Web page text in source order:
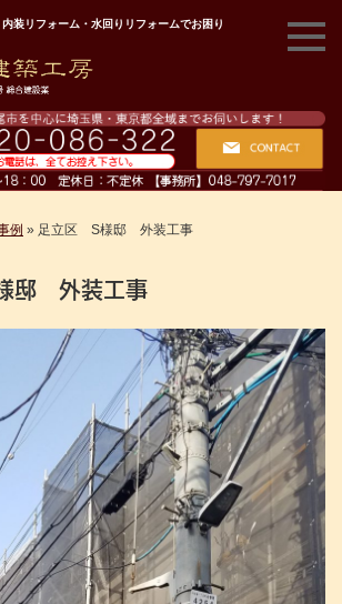
リフォーム・水回りリフォームでお困り
例 » 足立区 S様邸 外装工事
邸 外装工事